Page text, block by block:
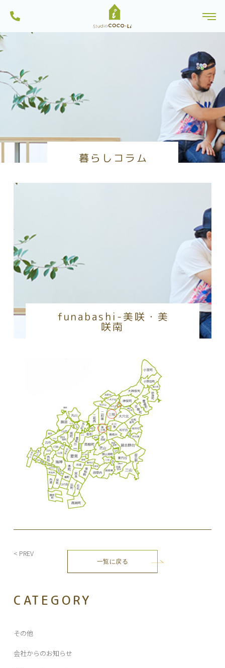
Skip
to
株式会社スタジオCoco-Li｜注文住宅・リフォーム・リノベーションは一級建
築士のいるココリにおまかせ|千葉県船橋市
ンから土地探しを行っている一級建築士事務所・工務店です。船橋市内のモ
デルハウスは見学可能。習志野市・八千代市・鎌ヶ谷市にも建築実績多数。
一人ひとりに、心地よい暮らしを。お家を作る過程も楽しい家づくりを目指
しています。
暮らしコラム
funabashi-美咲・美
咲南
投
ゲ
シ
ョ
ン
< PREV
一覧に戻る
CATEGORY
その他
会社からのお知らせ